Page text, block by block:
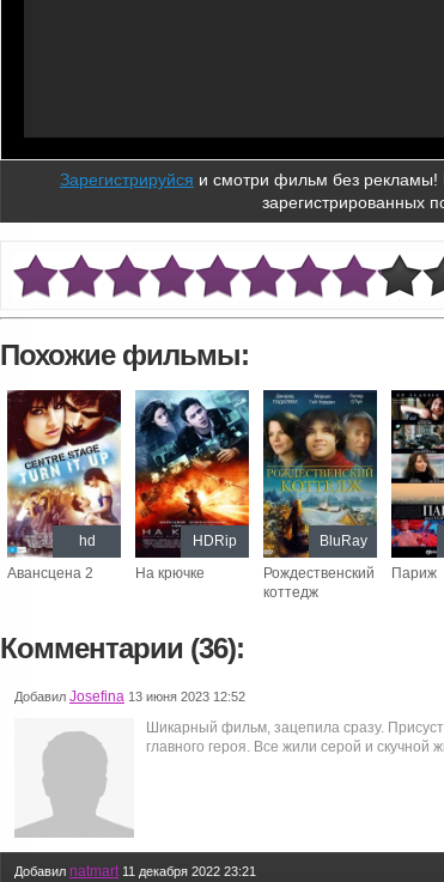
Зарегистрируйся и смотри фильм без рекламы!
зарегистрированных
Похожие фильмы:
Авансцена 2
hd
На крючке
HDRip
Рождественский
коттедж
BluRay
Париж
Комментарии (36):
Добавил Josefina 13 июня 2023 12:52
Шикарный фильм, зацепила сразу.
главного героя. Все жили серой и скучной
Добавил natmart11 декабря 2022 23:21